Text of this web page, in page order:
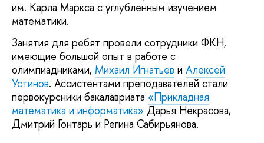
им. Карла Маркса с углубленным изучением
математики.
Занятия для ребят провели сотрудники ФКН,
имеющие большой опыт в работе с
олимпиадниками, Михаил Игнатьев и Алексей
Устинов. Ассистентами преподавателей стали
первокурсники бакалавриата «Прикладная
математика и информатика» Дарья Некрасова,
Дмитрий Гонтарь и Регина Сабирьянова.